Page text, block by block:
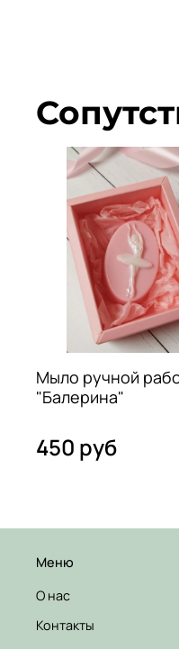
Мыло ручной
"Балерина"
450 руб
Меню
О нас
Контакты